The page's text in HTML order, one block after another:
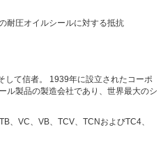
耐圧オイルシールに対する抵抗
て信者。
1939年に設立されたコーポ
ル製品の製造会社であり、世界最大のシ
、VC、VB、TCV、TCNおよびTC4、